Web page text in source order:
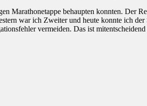
Marathonetappe behaupten konnten. Der
war ich Zweiter und heute konnte ich
vermeiden. Das ist